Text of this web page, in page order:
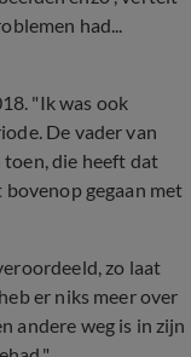
had...
"Ik was ook
De vader van
toen, die heeft dat
gegaan met
zo laat
er niks meer over
andere weg is in zijn